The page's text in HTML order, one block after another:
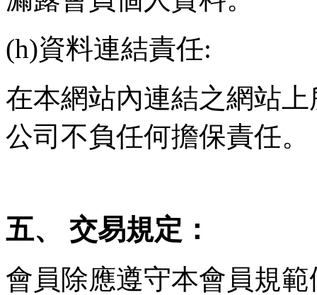
(h)資料連結責任:
在本網站內連結之網站
公司不負任何擔保責任。
五、 交易規定：
會員除應遵守本會員規